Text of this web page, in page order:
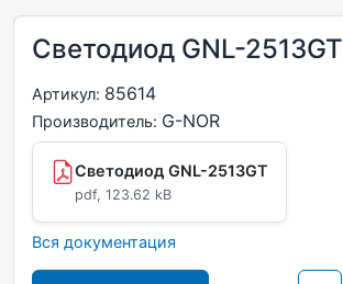
Светодиод GNL-2513GT
Артикул: 85614
Производитель: G-NOR
Светодиод GNL-2513GT
pdf, 123.62 kB
Вся документация